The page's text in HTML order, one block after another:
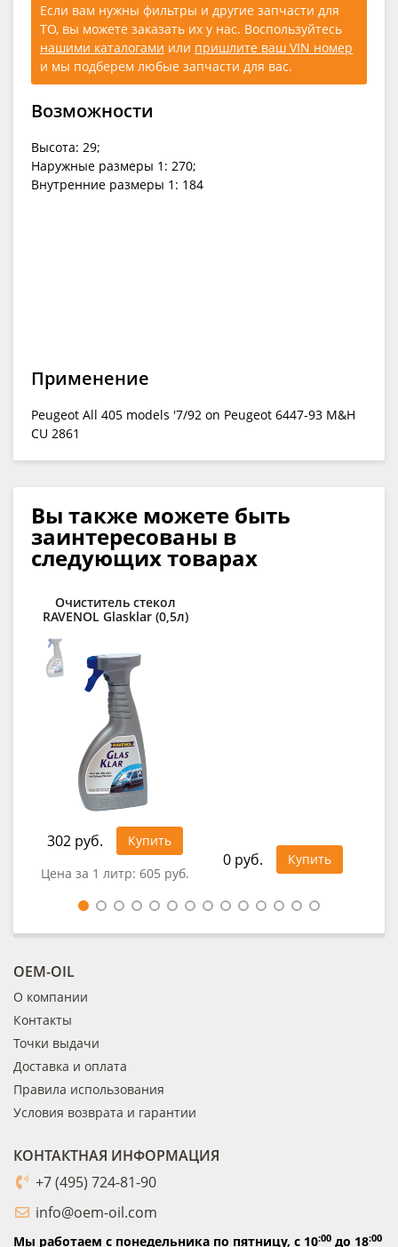
Если вам нужны фильтры и другие запчасти для
ТО, вы можете заказать их у нас. Воспользуйтесь
нашими каталогами или пришлите ваш VIN номер
и мы подберем любые запчасти для вас.
Возможности
Высота: 29;
Наружные размеры 1: 270;
Внутренние размеры 1: 184
Применение
Peugeot All 405 models '7/92 on Peugeot 6447-93 M&H
CU 2861
Вы также можете быть
заинтересованы в
следующих товарах
Очиститель стекол
RAVENOL Glasklar (0,5л)
302 руб.
Купить
Цена за 1 литр: 605 руб.
0 руб. Купить
OEM-OIL
О компании
Контакты
Точки выдачи
Доставка и оплата
Правила использования
Условия возврата и гарантии
КОНТАКТНАЯ ИНФОРМАЦИЯ
+7 (495) 724-81-90
info@oem-oil.com
Мы работаем с понедельника по пятницу, с 10:00 до 18:00